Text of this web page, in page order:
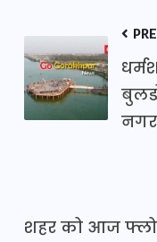
शहर को आज